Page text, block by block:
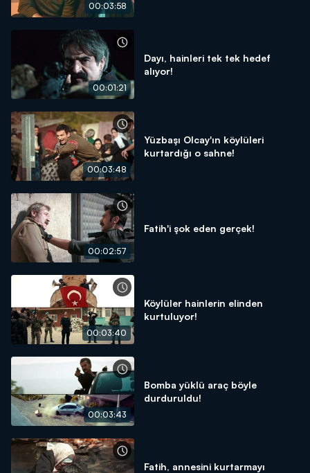
00:03:58
00:01:21
Dayı, hainleri tek tek hedef
alıyor!
00:03:48
Yüzbaşı Olcay'ın köylüleri
kurtardığı o sahne!
00:02:57
Fatih'i şok eden gerçek!
00:03:40
Köylüler hainlerin elinden
kurtuluyor!
00:03:43
Bomba yüklü araç böyle
durduruldu!
Fatih, annesini kurtarmayı